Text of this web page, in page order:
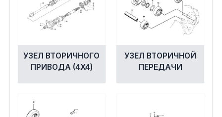
УЗЕЛ ВТОРИЧНОГО
ПРИВОДА (4X4)
УЗЕЛ ВТОРИЧНОЙ
ПЕРЕДАЧИ